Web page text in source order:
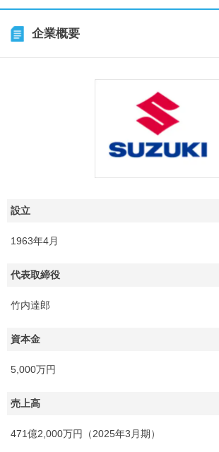
企業概要
設立
1963年4月
代表取締役
竹内達郎
資本金
5,000万円
売上高
471億2,000万円（2025年3月期）